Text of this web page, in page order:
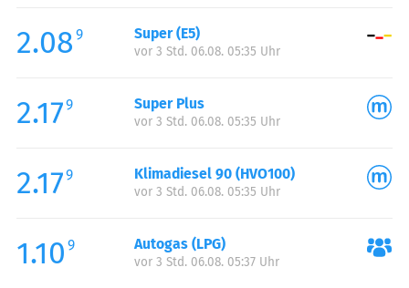
2.08 9 Super (E5)
vor 3 Std. 06.08. 05:35 Uhr
2.179 Super Plus
vor 3 Std. 06.08. 05:35 Uhr
2.179 Klimadiesel 90 (HVO100)
vor 3 Std. 06.08. 05:35 Uhr
1.10 9 Autogas (LPG)
vor 3 Std. 06.08. 05:37 Uhr